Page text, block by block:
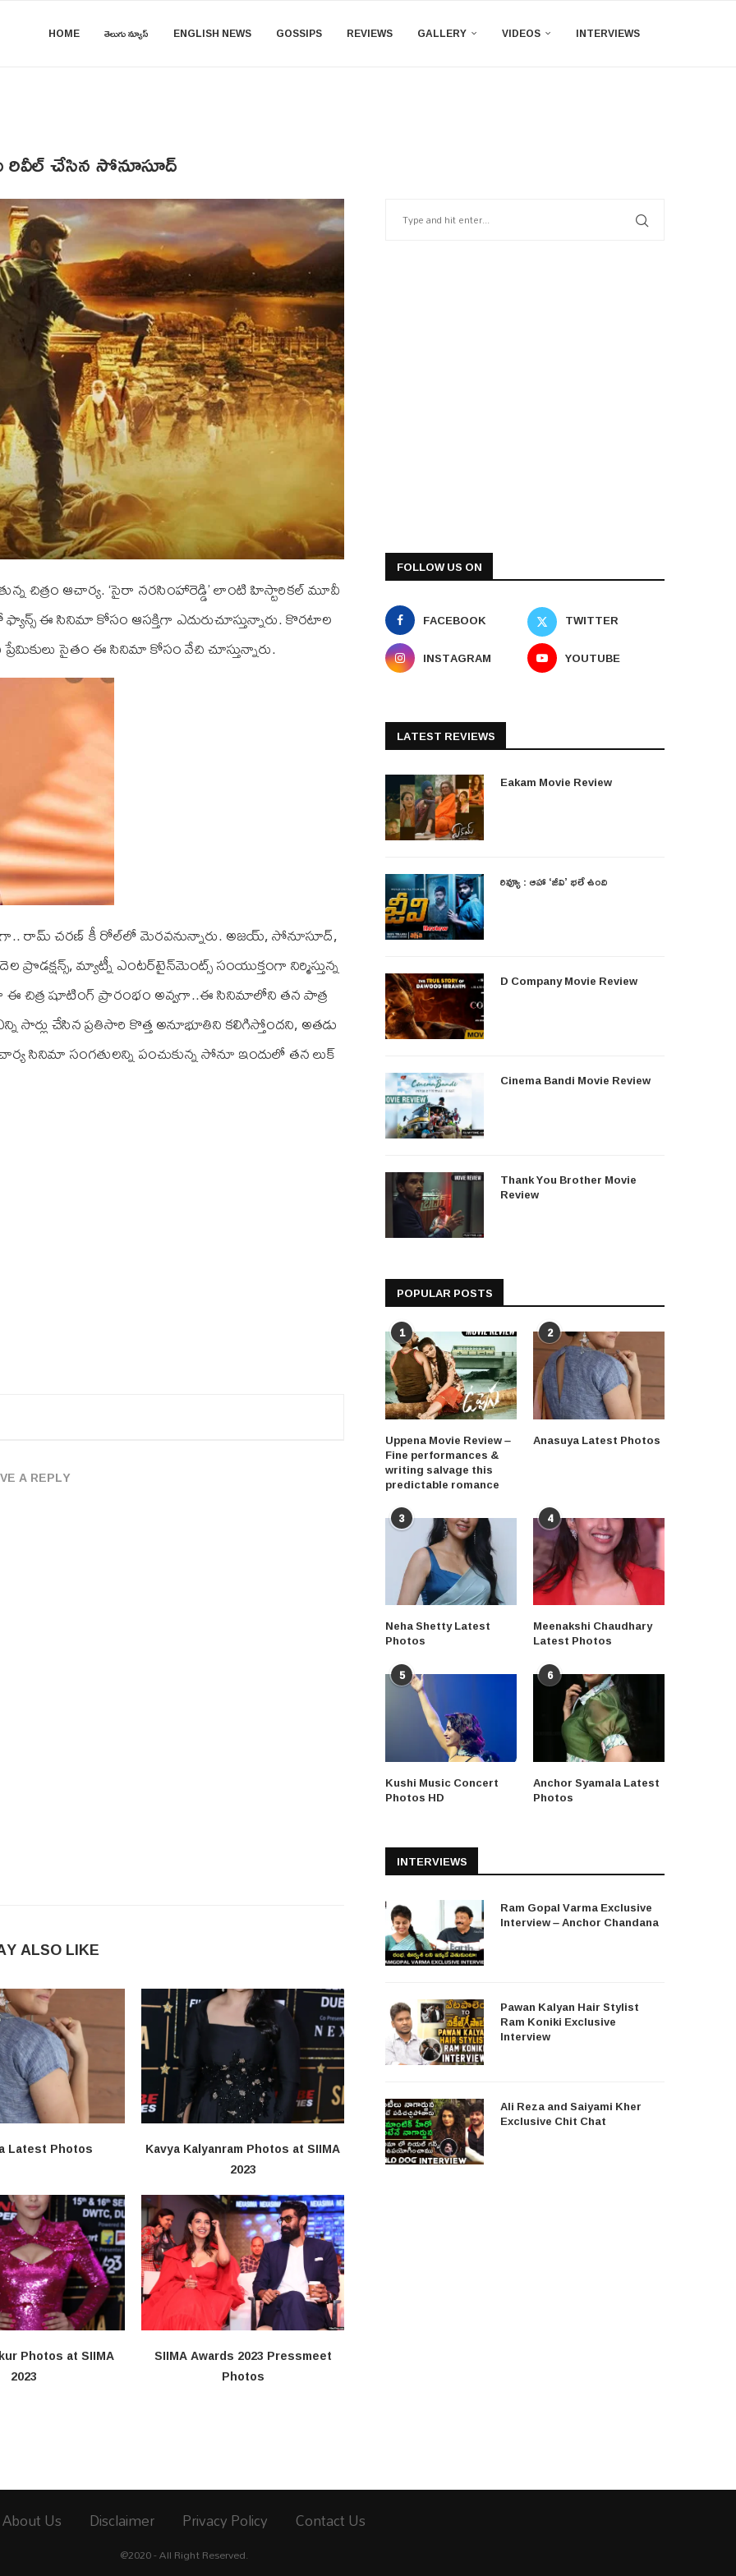
HOME తెలుగు న్యూస్ ENGLISH NEWS GOSSIPS REVIEWS GALLERY VIDEOS INTERVIEWS
రివీల్ చేసిన సోనూసూద్
చిత్రం ఆచార్య. ‘సైరా నరసింహారెడ్డి’ లాంటి హిస్టారికల్ మూవీ
ఈ సినిమా కోసం ఆసక్తిగా ఎదురుచూస్తున్నారు. కొరటాల
సైతం ఈ సినిమా కోసం వేచి చూస్తున్నారు.
రామ్ చరణ్‌ కీ రోల్‌లో మెరవనున్నారు. అజయ్‌, సోనూసూద్‌,
మ్యాట్నీ ఎంటర్‌టైన్‌మెంట్స్ సంయుక్తంగా నిర్మిస్తున్న
ఈ చిత్ర షూటింగ్ ప్రారంభం అవ్వగా..ఈ సినిమాలోని తన పాత్ర
చేసిన ప్రతిసారి కొత్త అనూభూతిని కలిగిస్తోందని, అతడు
సినిమా సంగతులన్ని పంచుకున్న సోనూ ఇందులో తన లుక్
A REPLY
ALSO LIKE
Latest Photos
Kavya Kalyanram Photos at SIIMA
2023
Photos at SIIMA
2023
SIIMA Awards 2023 Pressmeet
Photos
FOLLOW US ON
FACEBOOK
TWITTER
INSTAGRAM
YOUTUBE
LATEST REVIEWS
Eakam Movie Review
రివ్యూ : ఆహా ‘జీవి’ భలే ఉంది
D Company Movie Review
Cinema Bandi Movie Review
Thank You Brother Movie
Review
POPULAR POSTS
1
Uppena Movie Review –
Fine performances &
writing salvage this
predictable romance
2
Anasuya Latest Photos
3
Neha Shetty Latest
Photos
4
Meenakshi Chaudhary
Latest Photos
5
Kushi Music Concert
Photos HD
6
Anchor Syamala Latest
Photos
INTERVIEWS
Ram Gopal Varma Exclusive
Interview – Anchor Chandana
Pawan Kalyan Hair Stylist
Ram Koniki Exclusive
Interview
Ali Reza and Saiyami Kher
Exclusive Chit Chat
About Us Disclaimer Privacy Policy Contact Us
@2020 - All Right Reserved.